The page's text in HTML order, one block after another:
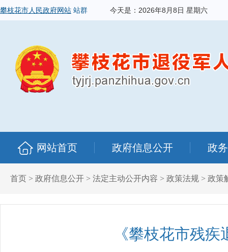
攀枝花市人民政府网站 站群 今天是： 2026年8月8日 星期六
网站首页 政府信息公开 政
首页 > 政府信息公开 > 法定主动公开内容 > 政策法规 > 政策
《攀枝花市残